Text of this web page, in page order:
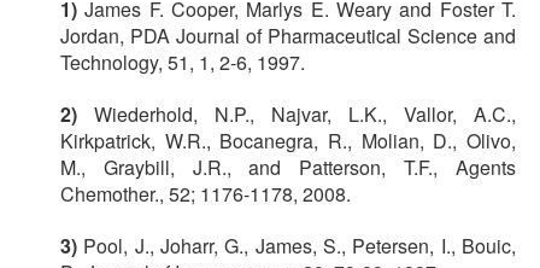
1)James F. Cooper, Marlys E. Weary and Foster T.
Jordan, PDA Journal of Pharmaceutical Science and
Technology, 51, 1, 2-6, 1997.
2) Wiederhold, N.P., Najvar, L.K., Vallor, A.C.,
Kirkpatrick, W.R., Bocanegra, R., Molian, D., Olivo,
M., Graybill, J.R., and Patterson, T.F., Agents
Chemother., 52; 1176-1178, 2008.
3) Pool, J., Joharr, G., James, S., Petersen, I., Bouic,